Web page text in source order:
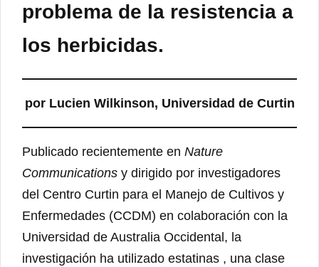
problema de la resistencia a
los herbicidas.
por Lucien Wilkinson, Universidad de Curtin
Publicado recientemente en Nature
Communications y dirigido por investigadores
del Centro Curtin para el Manejo de Cultivos y
Enfermedades (CCDM) en colaboración con la
Universidad de Australia Occidental, la
investigación ha utilizado estatinas , una clase